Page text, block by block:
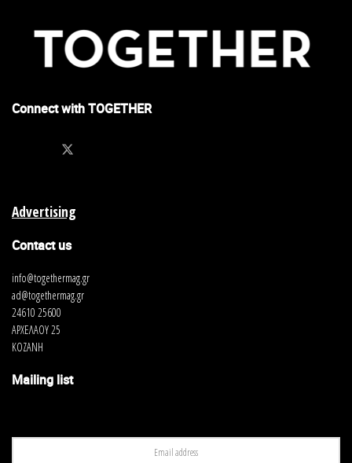
Connect with TOGETHER
Advertising
Contact us
info@togethermag.gr
ad@togethermag.gr
24610 25600
ΑΡΧΕΛΑΟΥ 25
ΚΟΖΑΝΗ
Mailing list